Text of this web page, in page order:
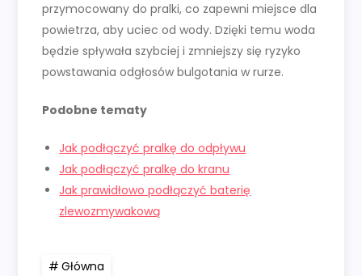
przymocowany do pralki, co zapewni miejsce dla
powietrza, aby uciec od wody. Dzięki temu woda
będzie spływała szybciej i zmniejszy się ryzyko
powstawania odgłosów bulgotania w rurze.
Podobne tematy
Jak podłączyć pralkę do odpływu
Jak podłączyć pralkę do kranu
Jak prawidłowo podłączyć baterię
zlewozmywakową
Główna